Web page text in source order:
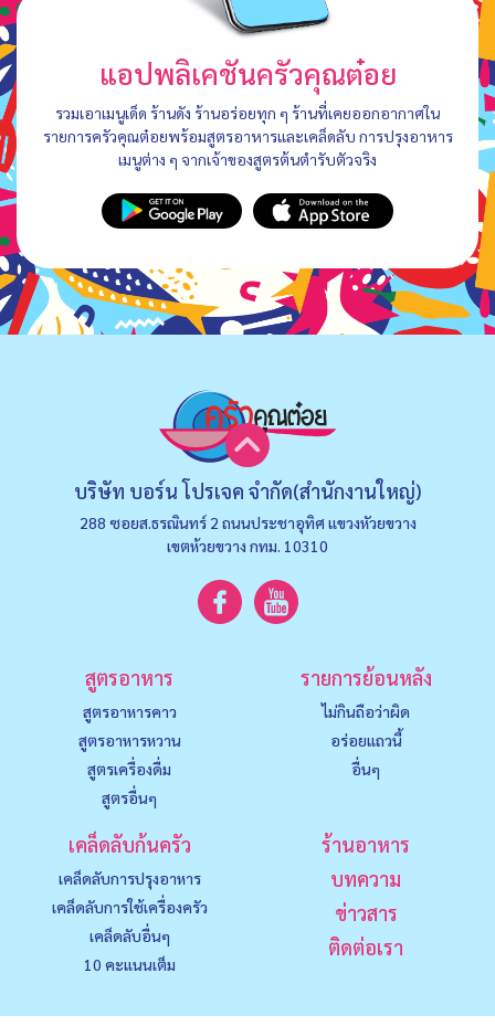
แอปพลิเคชันครัวคุณต๋อย
รวมเอาเมนูเด็ด ร้านดัง ร้านอร่อยทุก ๆ ร้านที่เคยออกอากาศใน
รายการครัวคุณต๋อยพร้อมสูตรอาหารและเคล็ดลับ การปรุงอาหาร
เมนูต่าง ๆ จากเจ้าของสูตรต้นตำรับตัวจริง
บริษัท บอร์น โปรเจค จำกัด(สำนักงานใหญ่)
288 ซอยส.ธรณินทร์ 2 ถนนประชาอุทิศ แขวงหัวยขวาง
เขตห้วยขวาง กทม. 10310
สูตรอาหาร
สูตรอาหารคาว
สูตรอาหารหวาน
สูตรเครื่องดื่ม
สูตรอื่นๆ
รายการย้อนหลัง
ไม่กินถือว่าผิด
อร่อยแถวนี้
อื่นๆ
เคล็ดลับก้นครัว
เคล็ดลับการปรุงอาหาร
เคล็ดลับการใช้เครื่องครัว
เคล็ดลับอื่นๆ
10 คะแนนเต็ม
ร้านอาหาร
บทความ
ข่าวสาร
ติดต่อเรา